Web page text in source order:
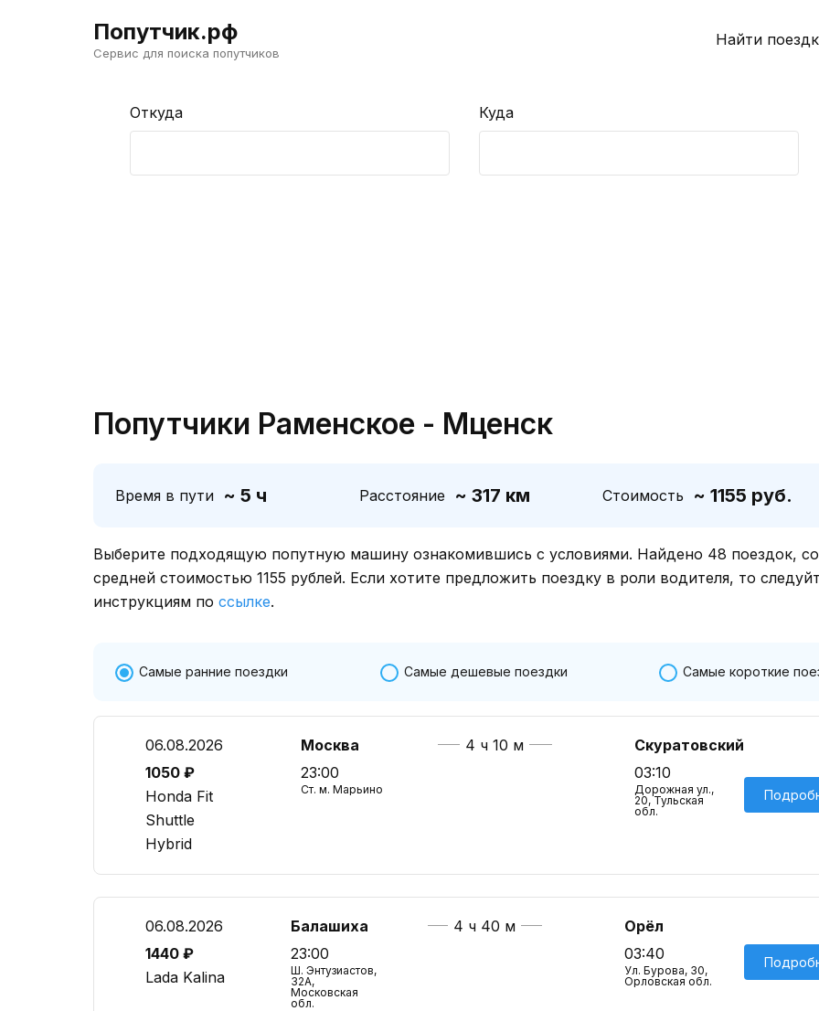
Попутчик.рф
Сервис для поиска попутчиков
Найти
Откуда Куда
Попутчики Раменское - Мценск
Время в пути ~ 5 ч Расстояние ~ 317 км Стоимость ~ 1155 руб.
Выберите подходящую попутную машину ознакомившись с условиями. Найдено 48 поездок, со
средней стоимостью 1155 рублей. Если хотите предложить поездку в роли водителя, то
инструкциям по ссылке.
Самые ранние поездки Самые дешевые поездки Самые короткие
06.08.2026
1050 ₽
Honda Fit
Shuttle
Hybrid
Москва
23:00
Ст. м. Марьино
4 ч 10 м
Скуратовский
03:10
Дорожная ул.,
20, Тульская
обл.
06.08.2026
1440 ₽
Lada Kalina
Балашиха
23:00
Ш. Энтузиастов,
32А,
Московская
обл.
4 ч 40 м
Орёл
03:40
Ул. Бурова, 30,
Орловская обл.